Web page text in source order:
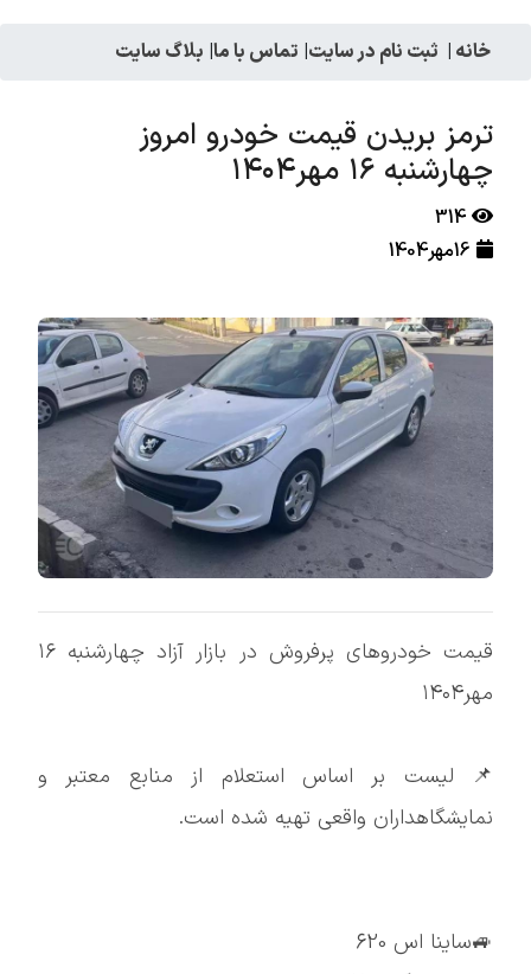
خانه | ثبت نام در سایت| تماس با ما| بلاگ سایت
ترمز بریدن قیمت خودرو امروز
چهارشنبه ۱۶ مهر۱۴۰۴
314
16مهر1404
قیمت خودروهای پرفروش در بازار آزاد چهارشنبه ۱۶
مهر۱۴۰۴
📌 لیست بر اساس استعلام از منابع معتبر و
نمایشگاهداران واقعی تهیه شده است.
🚙ساینا اس 620